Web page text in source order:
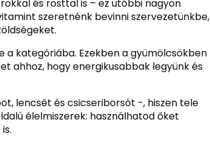
és rosttal is – ez utóbbi nagyon
szeretnénk bevinni szervezetünkbe,
a kategóriába. Ezekben a gyümölcsökben
ahhoz, hogy energikusabbak legyünk és
lencsét és csicseriborsót -, hiszen tele
élelmiszerek: használhatod őket